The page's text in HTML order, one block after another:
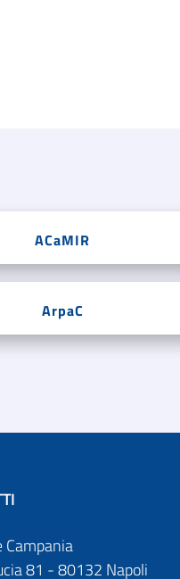
ACaMIR
ArpaC
Campania
81 - 80132 Napoli